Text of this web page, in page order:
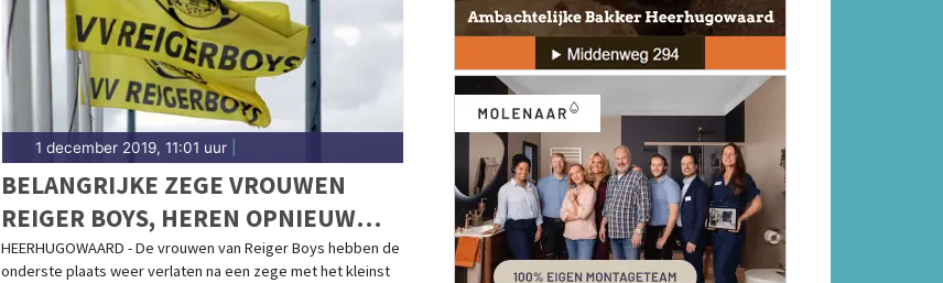
1 december 2019, 11:01 uur|
BELANGRIJKE ZEGE VROUWEN
REIGER BOYS, HEREN OPNIEUW
GELIJK
HEERHUGOWAARD - De vrouwen van Reiger Boys hebben de
onderste plaats weer verlaten na een zege met het kleinst